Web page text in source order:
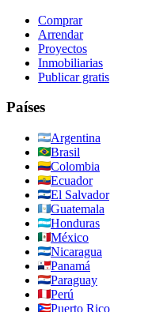
Comprar
Arrendar
Proyectos
Inmobiliarias
Publicar gratis
Países
Argentina
Brasil
Colombia
Ecuador
El Salvador
Guatemala
Honduras
México
Nicaragua
Panamá
Paraguay
Perú
Puerto Rico